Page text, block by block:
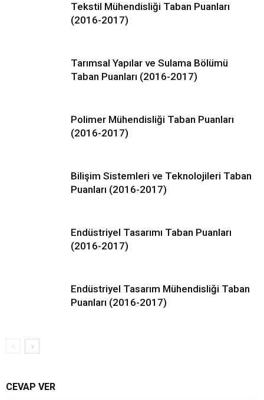
Tekstil Mühendisliği Taban Puanları
(2016-2017)
Tarımsal Yapılar ve Sulama Bölümü
Taban Puanları (2016-2017)
Polimer Mühendisliği Taban Puanları
(2016-2017)
Bilişim Sistemleri ve Teknolojileri Taban
Puanları (2016-2017)
Endüstriyel Tasarımı Taban Puanları
(2016-2017)
Endüstriyel Tasarım Mühendisliği Taban
Puanları (2016-2017)
CEVAP VER